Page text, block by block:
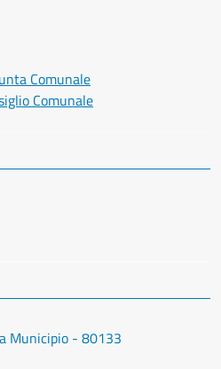
Comunale
Comunale
Municipio - 80133